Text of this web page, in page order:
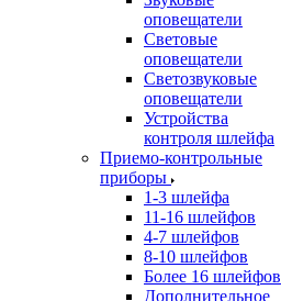
оповещатели
Световые
оповещатели
Светозвуковые
оповещатели
Устройства
контроля шлейфа
Приемо-контрольные
приборы
1-3 шлейфа
11-16 шлейфов
4-7 шлейфов
8-10 шлейфов
Более 16 шлейфов
Дополнительное